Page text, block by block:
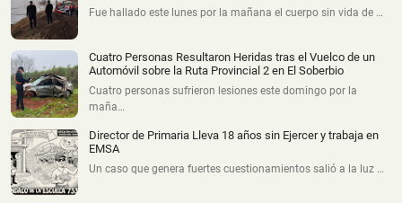
Fue hallado este lunes por la mañana el cuerpo sin vida de …
Cuatro Personas Resultaron Heridas tras el Vuelco de un
Automóvil sobre la Ruta Provincial 2 en El Soberbio
Cuatro personas sufrieron lesiones este domingo por la
maña…
Director de Primaria Lleva 18 años sin Ejercer y trabaja en
EMSA
Un caso que genera fuertes cuestionamientos salió a la luz …